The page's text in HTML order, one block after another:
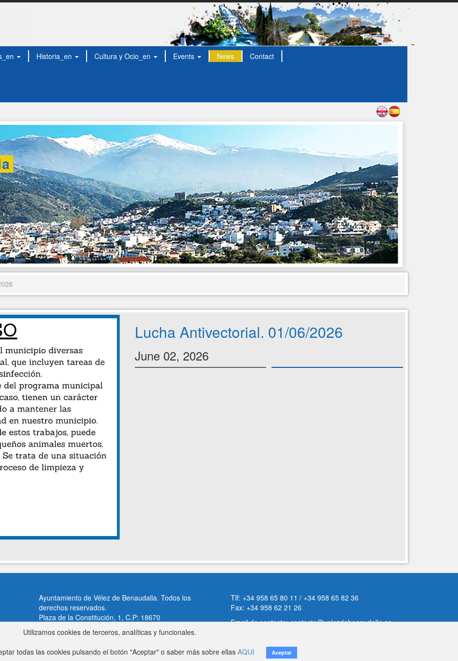
Historia_en Cultura y Ocio_en Events News Contact
Lucha Antivectorial. 01/06/2026
June 02, 2026
Ayuntamiento de Vélez de Benaudalla. Todos los
derechos reservados.
Plaza de la Constitución, 1, C.P: 18670
Vélez de Benaudalla, Granada (España)
Tlf: +34 958 65 80 11 / +34 958 65 82 36
Fax: +34 958 62 21 26
Email de contacto: contacto@velezdebenaudalla.es
Utilizamos cookies de terceros, analíticas y funcionales.
todas las cookies pulsando el botón "Aceptar" o saber más sobre ellas AQUI Aceptar